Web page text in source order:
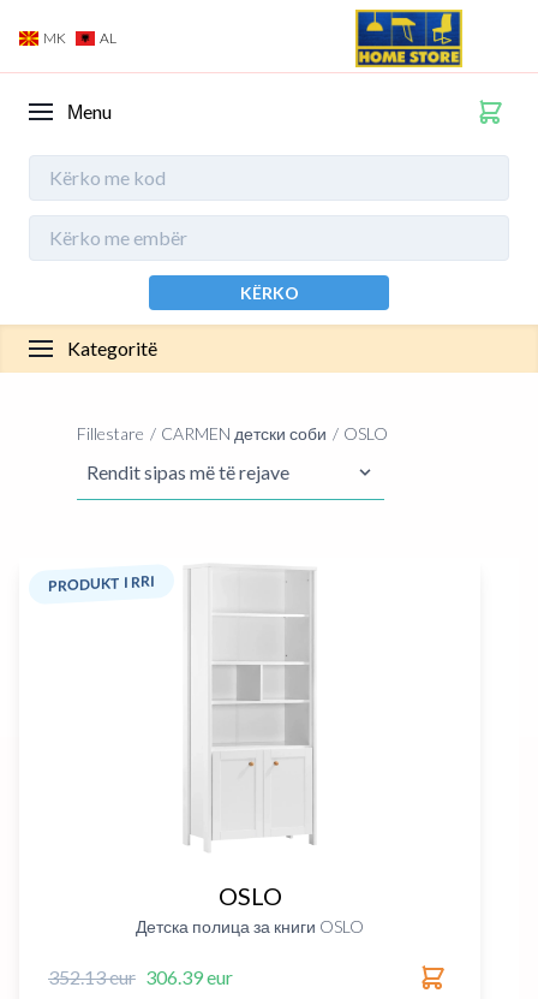
MK AL
Мenu
KËRKO
Kategoritë
Fillestare CARMEN детски соби OSLO
PRODUKT I RRI
OSLO
Детска полица за книги OSLO
352.13 eur 306.39 eur